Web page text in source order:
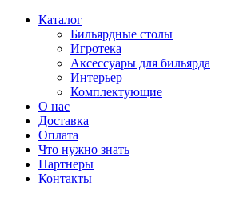
Каталог
Бильярдные столы
Игротека
Аксессуары для бильярда
Интерьер
Комплектующие
О нас
Доставка
Оплата
Что нужно знать
Партнеры
Контакты